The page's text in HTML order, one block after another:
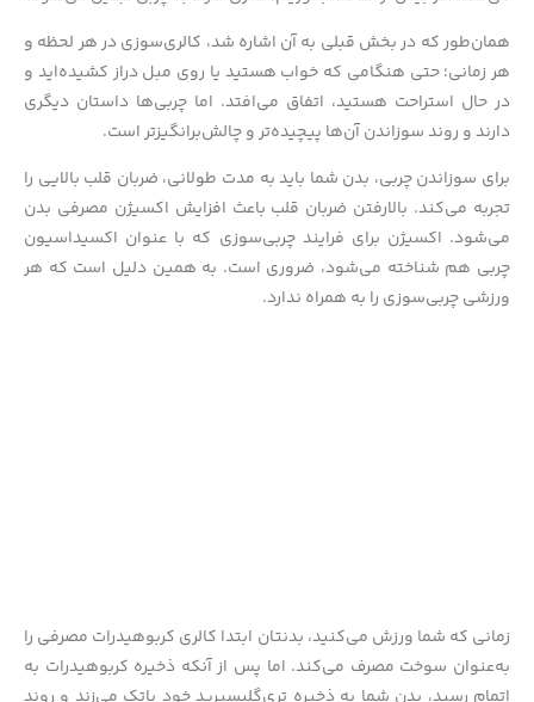
همان‌طور که در بخش قبلی به آن اشاره شد، کالری‌سوزی در هر لحظه و
هر زمانی؛ حتی هنگامی که خواب هستید یا روی مبل دراز کشیده‌اید و
در حال استراحت هستید، اتفاق می‌افتد. اما چربی‌ها داستان دیگری
دارند و روند سوزاندن آن‌ها پیچیده‌تر و چالش‌برانگیزتر است.
برای سوزاندن چربی، بدن شما باید به مدت طولانی، ضربان قلب بالایی را
تجربه می‌کند. بالارفتن ضربان قلب باعث افزایش اکسیژن مصرفی بدن
می‌شود. اکسیژن برای فرایند چربی‌سوزی که با عنوان اکسیداسیون
چربی هم شناخته می‌شود، ضروری است. به همین دلیل است که هر
ورزشی چربی‌سوزی را به همراه ندارد.
زمانی که شما ورزش می‌کنید، بدنتان ابتدا کالری کربوهیدرات مصرفی را
به‌عنوان سوخت مصرف می‌کند. اما پس از آنکه ذخیره کربوهیدرات به